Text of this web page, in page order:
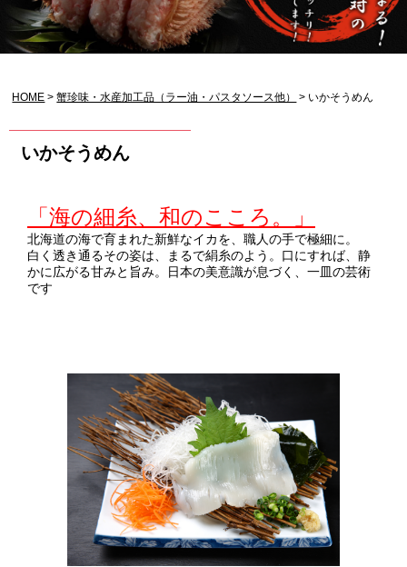
HOME 蟹珍味・水産加工品（ラー油・パスタソース他） いかそうめん
いかそうめん
「海の細糸、和のこころ。」
北海道の海で育まれた新鮮なイカを、職人の手で極細に。
白く透き通るその姿は、まるで絹糸のよう。口にすれば、静
かに広がる甘みと旨み。日本の美意識が息づく、一皿の芸術
です